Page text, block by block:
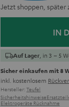
Jetzt shoppen, später
IN
Auf Lager , in 3 – 5
Sicher einkaufen mit 8
inkl. kostenlosem
Hersteller: Teufel
Sicherheitshinweise
Elektrogeräte Rücknahme